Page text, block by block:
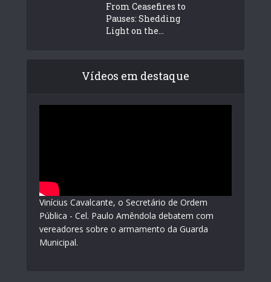
From Ceasefires to
Pauses: Shedding
Light on the...
Vídeos em destaque
Vinícius Cavalcante, o Secretário de Ordem
Pública - Cel. Paulo Amêndola debatem com
vereadores sobre o armamento da Guarda
Municipal.